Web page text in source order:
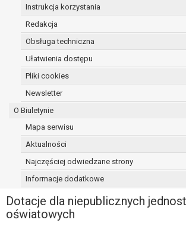
Instrukcja korzystania
Redakcja
Obsługa techniczna
Ułatwienia dostępu
Pliki cookies
Newsletter
O Biuletynie
Mapa serwisu
Aktualności
Najczęściej odwiedzane strony
Informacje dodatkowe
Dotacje dla niepublicznych
oświatowych
danych dla swoich celów,
której dane dotyczą,
roszczeń,
sprzeciw wobec
prawo do przenoszenia
łącznie spełnione są
przetwarzanie danych
podstawie umowy
której dane dotyczą lub